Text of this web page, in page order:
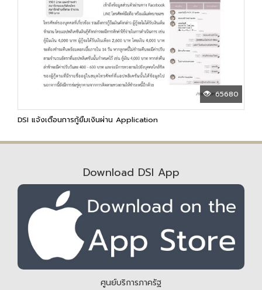
65680
DSI แจ้งเตือนการกู้ยืมเงินผ่าน Application
Download DSI App
ศูนย์บริการภาครัฐ